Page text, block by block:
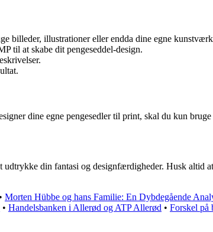
billeder, illustrationer eller endda dine egne
til at skabe dit pengeseddel-design.
dine egne pengesedler til print, skal du kun
din fantasi og designfærdigheder. Husk altid
• Morten Hübbe og hans Familie: En Dybdegående
• Handelsbanken i Allerød og ATP Allerød • Forskel på